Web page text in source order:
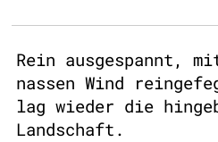
Rein ausgespannt,
nassen Wind
lag wieder die
Landschaft.